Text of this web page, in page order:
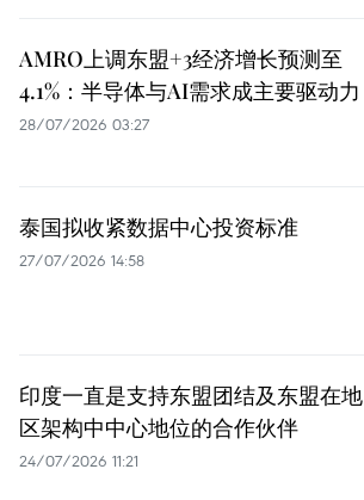
AMRO上调东盟+3经济增长预测至
4.1%：半导体与AI需求成主要驱动力
28/07/2026 03:27
泰国拟收紧数据中心投资标准
27/07/2026 14:58
印度一直是支持东盟团结及东盟在地
区架构中中心地位的合作伙伴
24/07/2026 11:21